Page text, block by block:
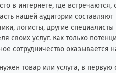
в интернете, где
нашей аудитории
логисты, другие
своих услуг. Как только
сотрудничество оказывается
товар или услуга, в